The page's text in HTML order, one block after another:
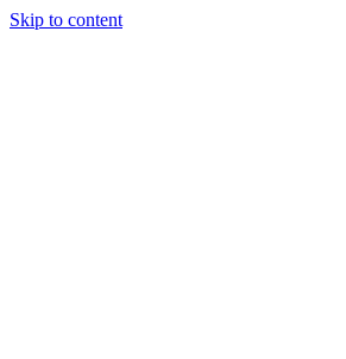
Skip to content